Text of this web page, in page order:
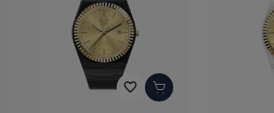
favorite_border